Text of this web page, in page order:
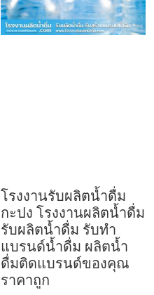
โรงงานรับผลิตน้ำดื่ม
กะปง โรงงานผลิตน้ำดื่ม
รับผลิตน้ำดื่ม รับทำ
แบรนด์น้ำดื่ม ผลิตน้ำ
ดื่มติดแบรนด์ของคุณ
ราคาถูก